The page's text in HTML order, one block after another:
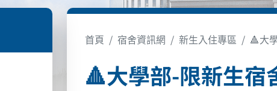
首頁 宿舍資訊網 新生入住專區 🔺大
🔺大學部-限新生宿